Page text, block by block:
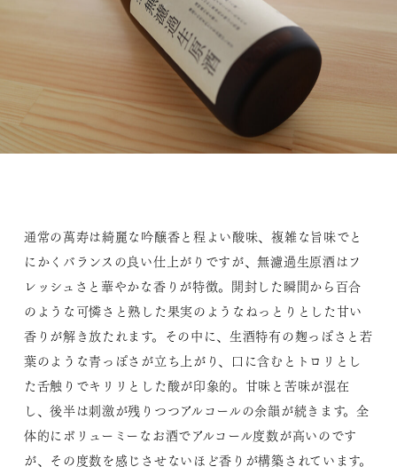
通常の萬寿は綺麗な吟醸香と程よい酸味、複雑な旨味でと
にかくバランスの良い仕上がりですが、無濾過生原酒はフ
レッシュさと華やかな香りが特徴。開封した瞬間から百合
のような可憐さと熟した果実のようなねっとりとした甘い
香りが解き放たれます。その中に、生酒特有の麹っぽさと若
葉のような青っぽさが立ち上がり、口に含むとトロリとし
た舌触りでキリリとした酸が印象的。甘味と苦味が混在
し、後半は刺激が残りつつアルコールの余韻が続きます。全
体的にボリューミーなお酒でアルコール度数が高いのです
が、その度数を感じさせないほど香りが構築されています。